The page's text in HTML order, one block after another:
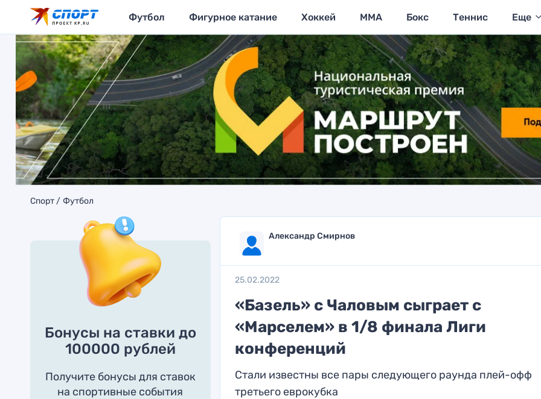
Футбол Фигурное катание Хоккей MMA Бокс Теннис Еще
Спорт Футбол
Бонусы на ставки до
100000 рублей
Получите бонусы для ставок
на спортивные события
Александр Смирнов
25.02.2022
«Базель» с Чаловым сыграет с
«Марселем» в 1/8 финала Лиги
конференций
Стали известны все пары следующего раунда плей-офф
третьего еврокубка